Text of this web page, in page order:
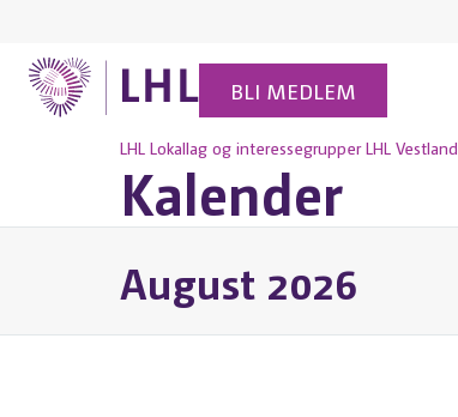
BLI MEDLEM
LHL Lokallag og interessegrupper LHL Vestland
Kalender
August 2026